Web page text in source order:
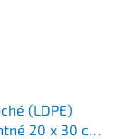
(LDPE)
20 x 30 cm